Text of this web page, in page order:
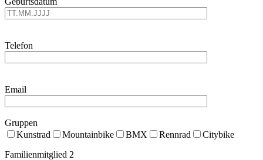
Telefon
Email
Gruppen
Kunstrad
Mountainbike BMX Rennrad
Citybike
Familienmitglied 2